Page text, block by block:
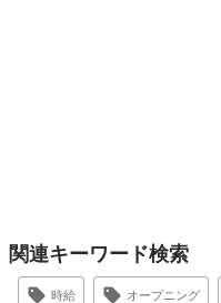
関連キーワード検索
時給 オープニング